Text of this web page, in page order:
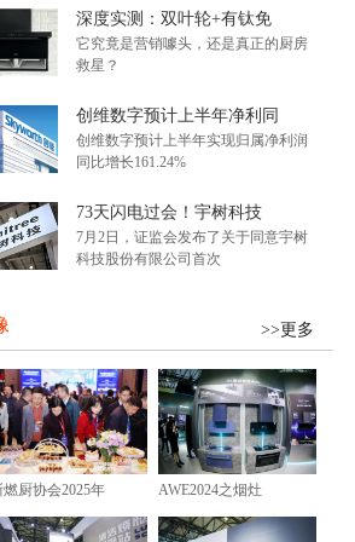
深度实测：双叶轮+有钛免
它究竟是营销噱头，还是真正的厨房
救星？
创维数字预计上半年净利同
创维数字预计上半年实现归属净利润
同比增长161.24%
73天闪电过会！宇树科技
7月2日，证监会发布了关于同意宇树
科技股份有限公司首次
>>更多
燃厨协会2025年 AWE2024之烟灶